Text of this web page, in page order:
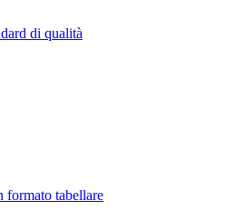
di qualità
formato tabellare